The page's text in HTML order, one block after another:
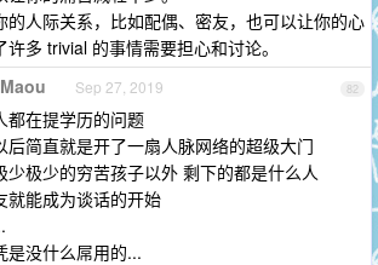
的人际关系，比如配偶、密友，也可以让你的心
多 trivial 的事情需要担心和讨论。
82
Sep 27, 2019
都在提学历的问题
后简直就是开了一扇人脉网络的超级大门
少极少的穷苦孩子以外 剩下的都是什么人
就能成为谈话的开始
是没什么屌用的...